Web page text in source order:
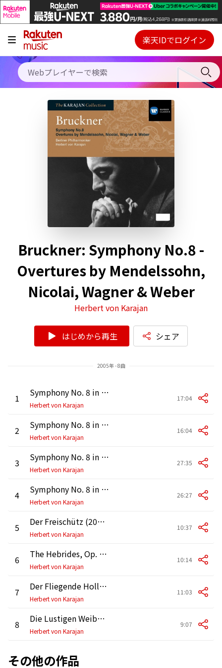
キャンペーン
料金プラン
使い方
初回30日間無料お試し
Webプレイヤー
ご契約内容の確認・変更
楽天IDでログイン
Bruckner: Symphony No.8 -
Overtures by Mendelssohn,
Nicolai, Wagner & Weber
Herbert von Karajan
はじめから再生 シェア
2005年 - 8曲
1 Symphony No. 8 in C Minor: I. Allegro moderato
Herbert von Karajan
17:04
2 Symphony No. 8 in C Minor: II. Scherzo. Allegro moderato - Trio. Langsam
Herbert von Karajan
16:04
3 Symphony No. 8 in C Minor: III. Adagio. Feierlich langsam, doch nicht schleppend
Herbert von Karajan
27:35
4 Symphony No. 8 in C Minor: IV. Finale. Feierlich, nicht schnell
Herbert von Karajan
26:27
5 Der Freischütz (2005 Remastered Version): Overture
Herbert von Karajan
10:37
6 The Hebrides, Op. 26, MWV P7 "Fingal's Cave"
Herbert von Karajan
10:14
7 Der Fliegende Holländer (2005 Remastered Version): Overture
Herbert von Karajan
11:03
8 Die Lustigen Weiber von Windsor, '(The) Merry Wives of Windsor' (2005 Remastered Version): Overture
Herbert von Karajan
9:07
その他の作品